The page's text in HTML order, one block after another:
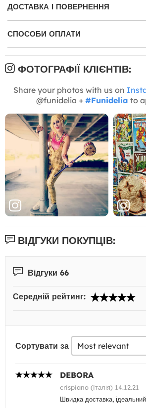
ДОСТАВКА І ПОВЕРНЕННЯ
СПОСОБИ ОПЛАТИ
ФОТОГРАФІЇ КЛІЄНТІВ:
Share your photos with us on
@funidelia + #Funidelia to
ВІДГУКИ ПОКУПЦІВ:
Відгуки 66
Середній рейтинг:
Сортувати за
DEBORA
crispiano (Італія) 14.12.21
Швидка доставка,